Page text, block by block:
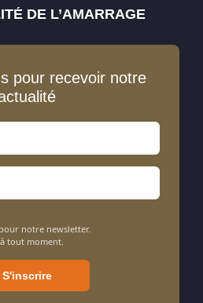
DE L’AMARRAGE
pour recevoir notre
notre newsletter.
tout moment.